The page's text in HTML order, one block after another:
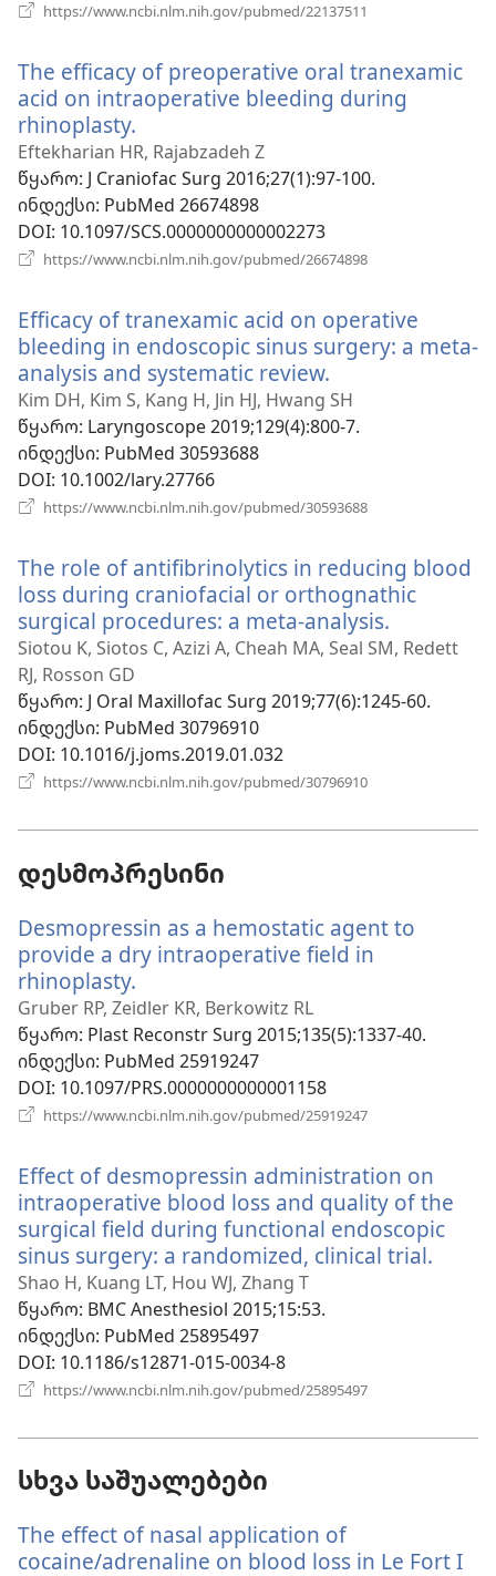
https://www.ncbi.nlm.nih.gov/pubmed/22137511
The efficacy of preoperative oral tranexamic
acid on intraoperative bleeding during
rhinoplasty.
ახალი
ფანჯარა)
Eftekharian HR, Rajabzadeh Z
წყარო‎: J Craniofac Surg 2016;27(1):97-100.
ინდექსი‎: PubMed 26674898
DOI‎: 10.1097/SCS.0000000000002273
https://www.ncbi.nlm.nih.gov/pubmed/26674898
Efficacy of tranexamic acid on operative
bleeding in endoscopic sinus surgery: a meta-
analysis and systematic review.
ახალი
ფანჯარა)
Kim DH, Kim S, Kang H, Jin HJ, Hwang SH
წყარო‎: Laryngoscope 2019;129(4):800-7.
ინდექსი‎: PubMed 30593688
DOI‎: 10.1002/lary.27766
https://www.ncbi.nlm.nih.gov/pubmed/30593688
The role of antifibrinolytics in reducing blood
loss during craniofacial or orthognathic
surgical procedures: a meta-analysis.
ახალი
Siotou K, Siotos C, Azizi A, Cheah MA, Seal SM, Redett
RJ, Rosson GD
წყარო‎: J Oral Maxillofac Surg 2019;77(6):1245-60.
ინდექსი‎: PubMed 30796910
DOI‎: 10.1016/j.joms.2019.01.032
https://www.ncbi.nlm.nih.gov/pubmed/30796910
დესმოპრესინი
Desmopressin as a hemostatic agent to
provide a dry intraoperative field in
rhinoplasty.
ახალი
ფანჯარა)
Gruber RP, Zeidler KR, Berkowitz RL
წყარო‎: Plast Reconstr Surg 2015;135(5):1337-40.
ინდექსი‎: PubMed 25919247
DOI‎: 10.1097/PRS.0000000000001158
https://www.ncbi.nlm.nih.gov/pubmed/25919247
Effect of desmopressin administration on
intraoperative blood loss and quality of the
surgical field during functional endoscopic
sinus surgery: a randomized, clinical trial.
Shao H, Kuang LT, Hou WJ, Zhang T
წყარო‎: BMC Anesthesiol 2015;15:53.
ინდექსი‎: PubMed 25895497
DOI‎: 10.1186/s12871-015-0034-8
https://www.ncbi.nlm.nih.gov/pubmed/25895497
სხვა საშუალებები
The effect of nasal application of
cocaine/adrenaline on blood loss in Le Fort I